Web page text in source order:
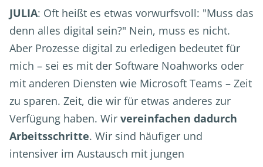
JULIA: Oft heißt es etwas vorwurfsvoll: "Muss das
denn alles digital sein?" Nein, muss es nicht.
Aber Prozesse digital zu erledigen bedeutet für
mich – sei es mit der Software Noahworks oder
mit anderen Diensten wie Microsoft Teams – Zeit
zu sparen. Zeit, die wir für etwas anderes zur
Verfügung haben. Wir vereinfachen dadurch
Arbeitsschritte. Wir sind häufiger und
intensiver im Austausch mit jungen